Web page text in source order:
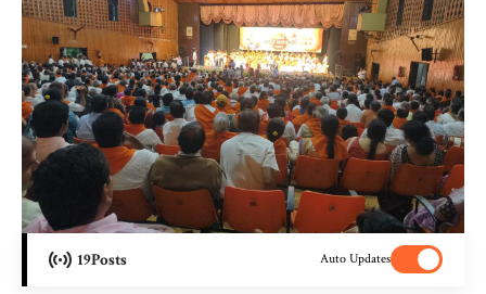
19Posts Auto Updates